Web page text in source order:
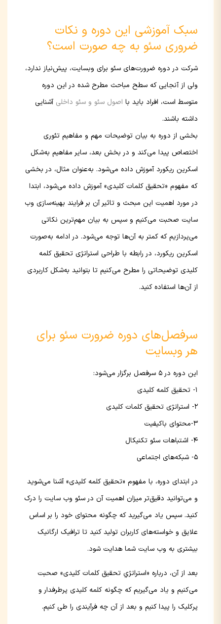
سبک آموزشی این دوره و نکات
ضروری سئو به چه صورت است؟
شرکت در دوره ضرورت‌های سئو برای وبسایت، پیش‌نیاز ندارد،
ولی از آنجایی که سطح مباحث مطرح شده در این دوره
متوسط است، افراد باید با اصول سئو و سئو داخلی آشنایی
داشته باشند.
بخشی از دوره به بیان توضیحات مهم و مفاهیم تئوری
اختصاص پیدا می‌کند و در بخش بعد، سایر مفاهیم به‌شکل
اسکرین ریکورد آموزش داده می‌شود. به‌عنوان مثال، در بخشی
که مفهوم «تحقیق کلمات کلیدی» آموزش داده می‌شود، ابتدا
در مورد اهمیت این مبحث و تاثیر آن بر فرایند بهینه‌سازی وب
سایت صحبت می‌کنیم و سپس به بیان مهم‌ترین نکاتی
می‌پردازیم که کمتر به آن‌ها توجه می‌شود. در ادامه به‌صورت
اسکرین ریکورد، در رابطه با طراحی استراتژی تحقیق کلمه
کلیدی توضیحاتی را مطرح می‌کنیم تا بتوانید به‌شکل کاربردی
از آن‌ها استفاده کنید.
سرفصل‌های دوره ضرورت سئو برای
هر وبسایت
این دوره در ۵ سرفصل برگزار می‌شود:
۱- تحقیق کلمه کلیدی
۲- استراتژی تحقیق کلمات کلیدی
۳-محتوای با‌کیفیت
۴- اشتباهات سئو تکنیکال
۵- شبکه‌های اجتماعی
در ابتدای دوره، با مفهوم «تحقیق کلمه کلیدی» آشنا می‌شوید
و می‌توانید دقیق‌تر میزان اهمیت آن در سئو وب سایت را درک
کنید. سپس یاد می‌گیرید که چگونه محتوای خود را بر اساس
علایق و خواسته‌های کاربران تولید کنید تا ترافیک ارگانیک
بیشتری به وب سایت شما هدایت شود.
بعد از آن، درباره «استراتژي تحقیق کلمات کلیدی» صحبت
می‌کنیم و یاد می‌گیریم که چگونه کلمه کلیدی پرطرفدار و
پرکلیک را پیدا کنیم و بعد از آن چه فرآیندی را طی کنیم.